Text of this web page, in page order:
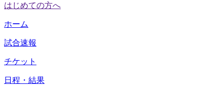
はじめての方へ
ホーム
試合速報
チケット
日程・結果